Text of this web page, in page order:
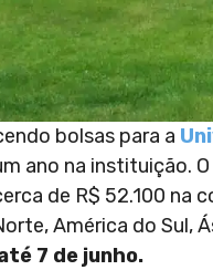
bolsas para a
ano na instituição.
de R$ 52.100 na
América do Sul,
7 de junho.